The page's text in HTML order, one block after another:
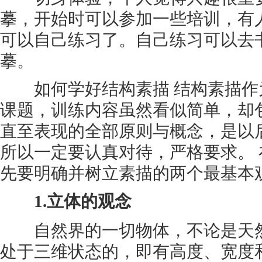
摹，开始时可以参加一些培训，
可以自己练习了。自己练习可以去
摹。
如何学好结构素描 结构素描作
课题，训练内容虽然看似简单，却
直至表现的全部原则与概念，是
所以一定要认真对待，严格要求
先要明确并树立素描的两个最基本
1.立体的观念
自然界的一切物体，不论是天
处于三维状态的，即有高度、宽度